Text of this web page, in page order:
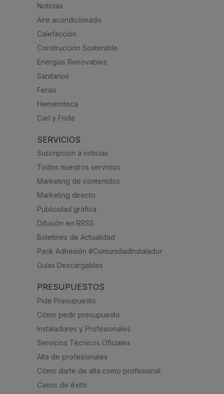
Noticias
Aire acondicionado
Calefacción
Construcción Sostenible
Energías Renovables
Sanitarios
Ferias
Hemeroteca
Carl y Frida
SERVICIOS
Suscripción a noticias
Todos nuestros servicios
Marketing de contenidos
Marketing directo
Publicidad gráfica
Difusión en RRSS
Boletines de Actualidad
Pack Adhesión #ComunidadInstalador
Guías Descargables
PRESUPUESTOS
Pide Presupuesto
Cómo pedir presupuesto
Instaladores y Profesionales
Servicios Técnicos Oficiales
Alta de profesionales
Cómo darte de alta como profesional
Casos de éxito